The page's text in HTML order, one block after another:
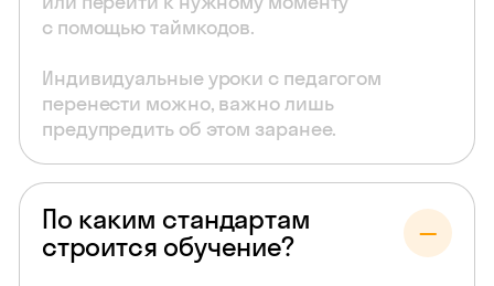
с помощью таймкодов.
Индивидуальные уроки с педагогом
перенести можно, важно лишь
предупредить об этом заранее.
По каким стандартам
строится обучение?